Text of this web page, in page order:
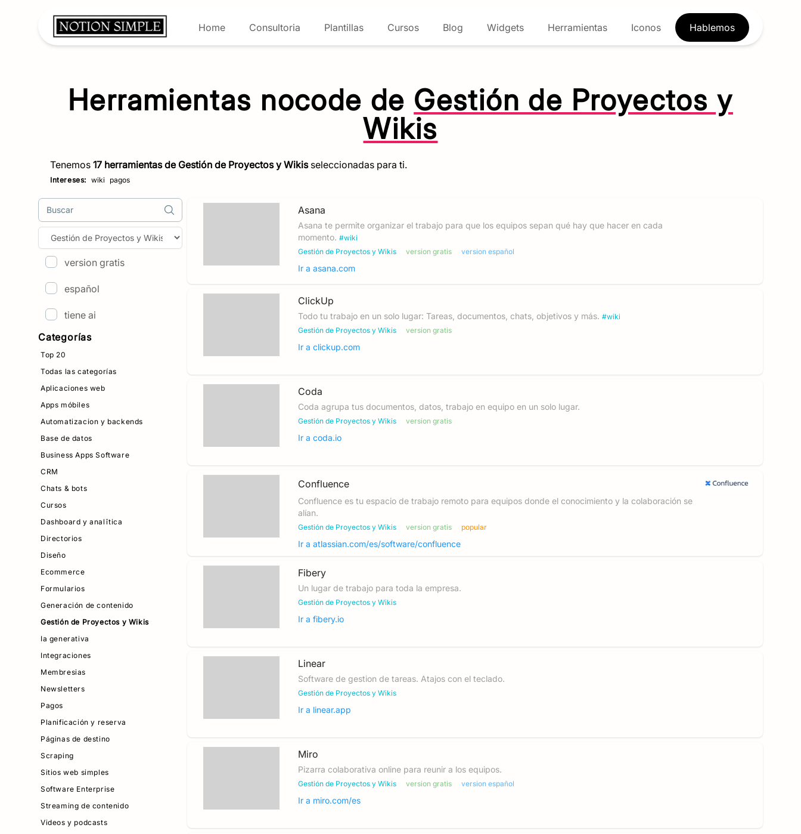
Home Consultoria Plantillas Cursos Blog Widgets Herramientas Iconos Hablemos
Herramientas nocode de Gestión de Proyectos y
Wikis
Tenemos 17 herramientas de Gestión de Proyectos y Wikisseleccionadas para ti.
Intereses: wiki pagos
Buscar
version gratis
español
tiene ai
Categorías
Top 20
Todas las categorías
Aplicaciones web
Apps móbiles
Automatizacion y backends
Base de datos
Business Apps Software
CRM
Chats & bots
Cursos
Dashboard y analītica
Directorios
Diseño
Ecommerce
Formularios
Generación de contenido
Gestión de Proyectos y Wikis
Ia generativa
Integraciones
Membresias
Newsletters
Pagos
Planificación y reserva
Páginas de destino
Scraping
Sitios web simples
Software Enterprise
Streaming de contenido
Videos y podcasts
Asana
Asana te permite organizar el trabajo para que los equipos sepan qué hay que hacer en cada
momento. #wiki
Gestión de Proyectos y Wikis
version gratis version español
Ir a asana.com
ClickUp
Todo tu trabajo en un solo lugar: Tareas, documentos, chats, objetivos y más. #wiki
Gestión de Proyectos y Wikis
version gratis
Ir a clickup.com
Coda
Coda agrupa tus documentos, datos, trabajo en equipo en un solo lugar.
Gestión de Proyectos y Wikis version gratis
Ir a coda.io
Confluence
Confluence es tu espacio de trabajo remoto para equipos donde el conocimiento y la colaboración se
alían.
Gestión de Proyectos y Wikis version gratis popular
Ir a atlassian.com/es/software/confluence
Fibery
Un lugar de trabajo para toda la empresa.
Gestión de Proyectos y Wikis
Ir a fibery.io
Linear
Software de gestion de tareas. Atajos con el teclado.
Gestión de Proyectos y Wikis
Ir a linear.app
Miro
Pizarra colaborativa online para reunir a los equipos.
Gestión de Proyectos y Wikis version gratis version español
Ir a miro.com/es